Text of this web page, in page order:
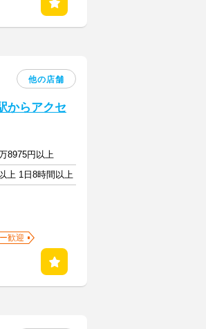
他の店舗
からアクセ
8975円以上
上 1日8時間以上
歓迎